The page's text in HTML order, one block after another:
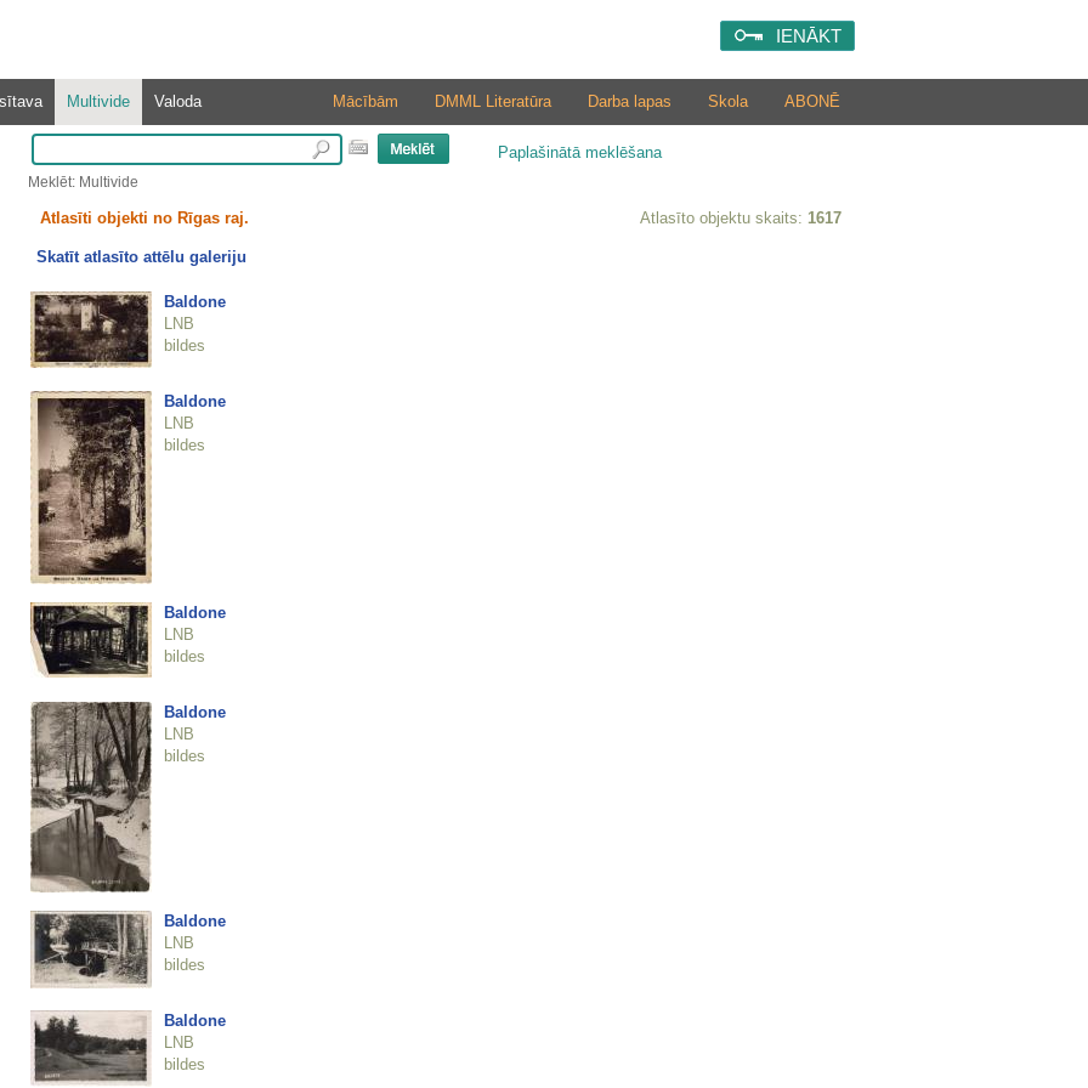
IENĀKT
Multivide Valoda ABONĒ
Skola
Darba lapas
DMML Literatūra
Mācībām
Paplašinātā meklēšana
Meklēt: Multivide
Atlasīti objekti no Rīgas raj. Atlasīto objektu skaits: 1617
Skatīt atlasīto attēlu galeriju
Baldone
LNB
bildes
Baldone
LNB
bildes
Baldone
LNB
bildes
Baldone
LNB
bildes
Baldone
LNB
bildes
Baldone
LNB
bildes